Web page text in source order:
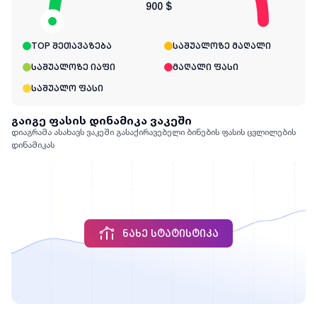
900 $
TOP შეთავაზება საშუალოზე მაღალი
საშუალოზე იაფი მაღალი ფასი
საშუალო ფასი
გაიგე ფასის დინამიკა ვაკეში
დიაგრამა ასახავს ვაკეში გასაქირავებელი ბინების ფასის ცვლილების
დინამიკას
ᲜᲐᲮᲔ ᲡᲢᲐᲢᲘᲡᲢᲘᲙᲐ